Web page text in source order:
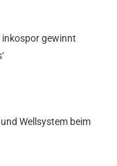
inkospor gewinnt
Wellsystem beim